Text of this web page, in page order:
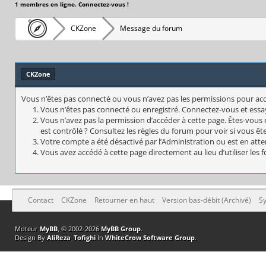
1 membres en ligne. Connectez-vous !
CKZone Message du forum
CKZone
Vous n’êtes pas connecté ou vous n’avez pas les permissions pour
Vous n’êtes pas connecté ou enregistré. Connectez-vous et
Vous n’avez pas la permission d’accéder à cette page. Êtes-
est contrôlé ? Consultez les règles du forum pour voir si vous
Votre compte a été désactivé par l’Administration ou est en
Vous avez accédé à cette page directement au lieu d’utiliser
Contact CKZone Retourner en haut Version bas-débit (Archivé)
Moteur MyBB, © 2002-2026 MyBB Group.
Design By AliReza_TofighiIn WhiteCrow Software Group.